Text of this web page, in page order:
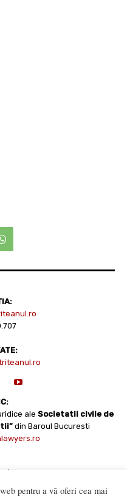
ale Societatii civile de
din Baroul Bucuresti
pentru a vă oferi cea mai